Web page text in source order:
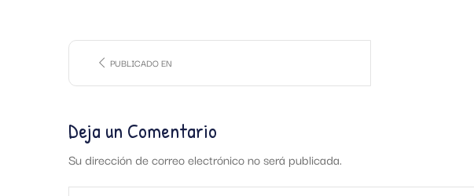
PUBLICADO EN
Deja un Comentario
Su dirección de correo electrónico no será publicada.